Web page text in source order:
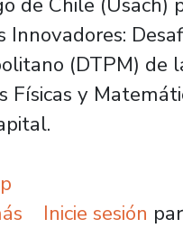
Innovadores:
(DTPM) de
Físicas y
sobre Usach
Inicie sesión